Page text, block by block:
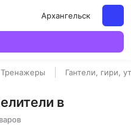
Архангельск
Тренажеры Гантели, гири,
в